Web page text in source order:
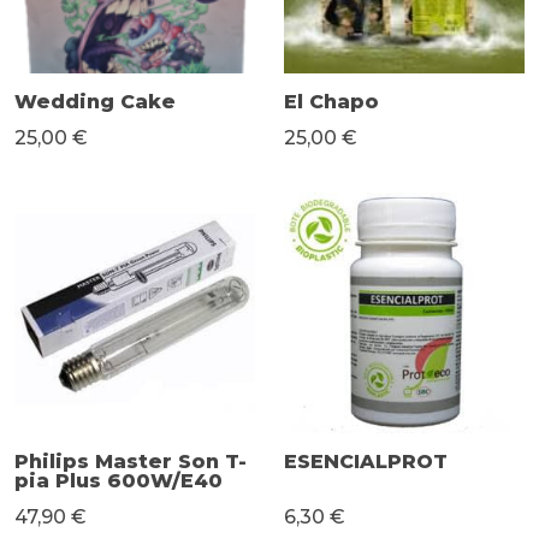
Wedding Cake
25,00 €
El Chapo
25,00 €
Philips Master Son T-
pia Plus 600W/E40
47,90 €
ESENCIALPROT
6,30 €